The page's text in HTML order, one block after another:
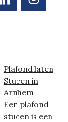
Plafond laten
Stucen in
Arnhem
Een plafond
stucen is een